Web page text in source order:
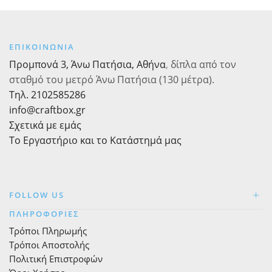
ποσότητα
ΕΠΙΚΟΙΝΩΝΙΑ
Προμπονά 3, Άνω Πατήσια, Αθήνα, δίπλα από τον
σταθμό του μετρό Άνω Πατήσια (130 μέτρα).
Τηλ. 2102585286
info@craftbox.gr
Σχετικά με εμάς
Το Εργαστήριο και το Κατάστημά μας
FOLLOW US
ΠΛΗΡΟΦΟΡΙΕΣ
Τρόποι Πληρωμής
Τρόποι Αποστολής
Πολιτική Επιστροφών